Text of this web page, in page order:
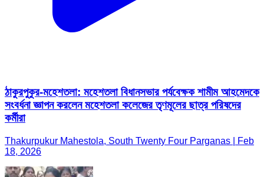
ঠাকুরপুকুর-মহেশতলা: মহেশতলা বিধানসভার পর্যবেক্ষক শামীম আহমেদকে
সংবর্ধনা জ্ঞাপন করলেন মহেশতলা কলেজের তৃণমূলের ছাত্র পরিষদের
কর্মীরা
Thakurpukur Mahestola, South Twenty Four Parganas | Feb
18, 2026